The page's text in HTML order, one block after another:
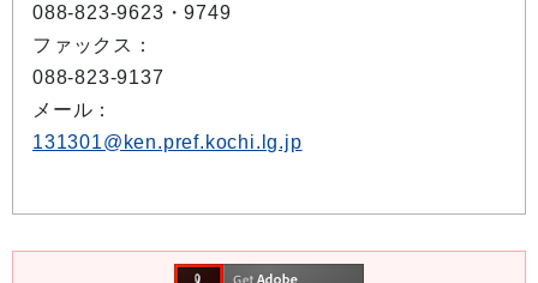
088-823-9623・9749
ファックス：
088-823-9137
メール：
131301@ken.pref.kochi.lg.jp